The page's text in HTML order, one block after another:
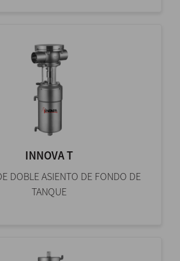
INNOVA T
DOBLE ASIENTO DE FONDO DE
TANQUE